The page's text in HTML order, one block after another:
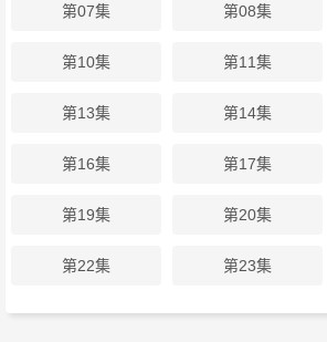
第07集 第08集
第10集 第11集
第13集 第14集
第16集 第17集
第19集 第20集
第22集 第23集